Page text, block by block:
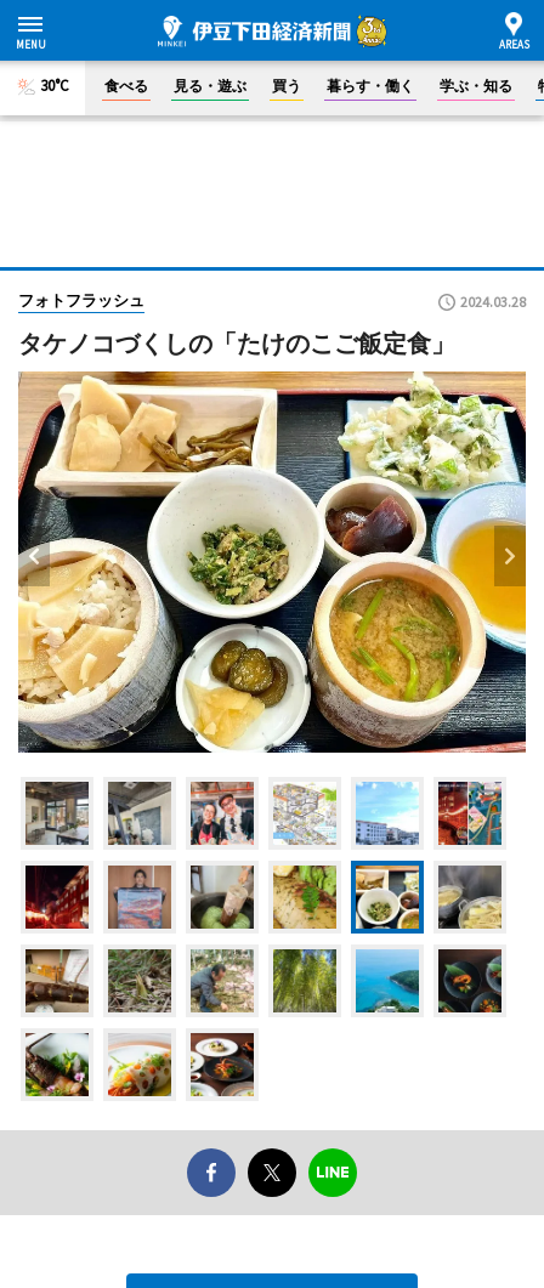
30°C 食べる 見る・遊ぶ 買う 暮らす・働く 学ぶ・知る
フォトフラッシュ 2024.03.28
タケノコづくしの「たけのこご飯定食」